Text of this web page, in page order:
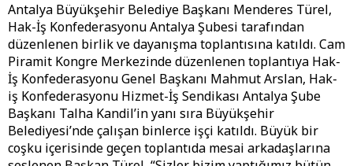
Antalya Büyükşehir Belediye Başkanı Menderes Türel,
Hak-İş Konfederasyonu Antalya Şubesi tarafından
düzenlenen birlik ve dayanışma toplantısına katıldı. Cam
Piramit Kongre Merkezinde düzenlenen toplantıya Hak-
İş Konfederasyonu Genel Başkanı Mahmut Arslan, Hak-
iş Konfederasyonu Hizmet-İş Sendikası Antalya Şube
Başkanı Talha Kandil’in yanı sıra Büyükşehir
Belediyesi’nde çalışan binlerce işçi katıldı. Büyük bir
coşku içerisinde geçen toplantıda mesai arkadaşlarına